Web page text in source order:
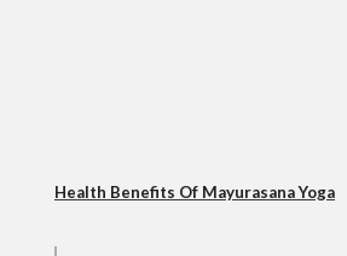
Health Benefits Of Mayurasana Yoga